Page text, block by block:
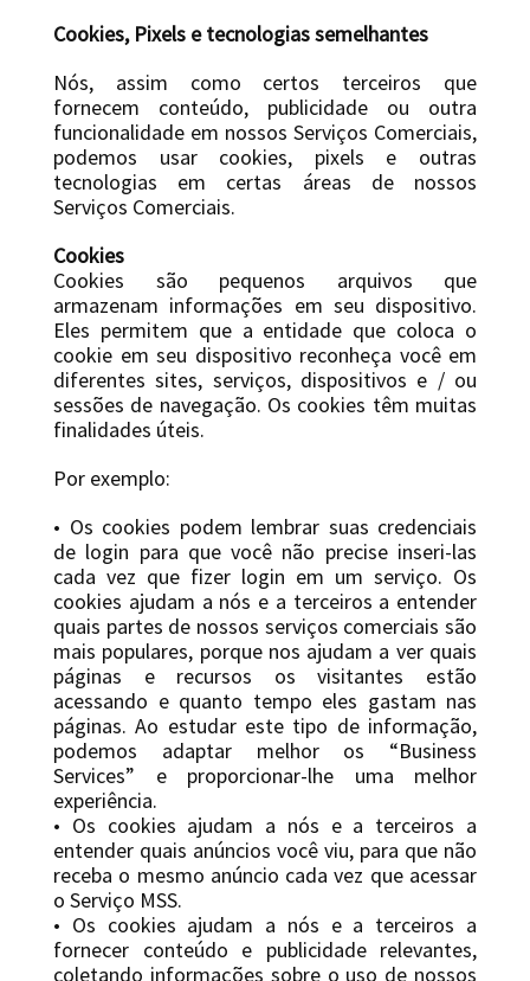
Cookies, Pixels e tecnologias semelhantes
Nós, assim como certos terceiros que
fornecem conteúdo, publicidade ou outra
funcionalidade em nossos Serviços Comerciais,
podemos usar cookies, pixels e outras
tecnologias em certas áreas de nossos
Serviços Comerciais.
Cookies
Cookies são pequenos arquivos que
armazenam informações em seu dispositivo.
Eles permitem que a entidade que coloca o
cookie em seu dispositivo reconheça você em
diferentes sites, serviços, dispositivos e / ou
sessões de navegação. Os cookies têm muitas
finalidades úteis.
Por exemplo:
• Os cookies podem lembrar suas credenciais
de login para que você não precise inseri-las
cada vez que fizer login em um serviço. Os
cookies ajudam a nós e a terceiros a entender
quais partes de nossos serviços comerciais são
mais populares, porque nos ajudam a ver quais
páginas e recursos os visitantes estão
acessando e quanto tempo eles gastam nas
páginas. Ao estudar este tipo de informação,
podemos adaptar melhor os “Business
Services” e proporcionar-lhe uma melhor
experiência.
• Os cookies ajudam a nós e a terceiros a
entender quais anúncios você viu, para que não
receba o mesmo anúncio cada vez que acessar
o Serviço MSS.
• Os cookies ajudam a nós e a terceiros a
fornecer conteúdo e publicidade relevantes,
coletando informações sobre o uso de nossos